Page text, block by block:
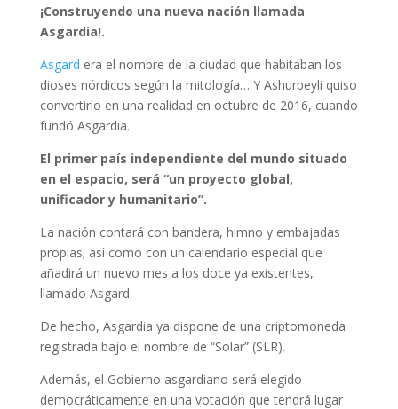
¡Construyendo una nueva nación llamada
Asgardia!.
Asgard era el nombre de la ciudad que habitaban los
dioses nórdicos según la mitología… Y Ashurbeyli quiso
convertirlo en una realidad en octubre de 2016, cuando
fundó Asgardia.
El primer país independiente del mundo situado
en el espacio, será “un proyecto global,
unificador y humanitario”.
La nación contará con bandera, himno y embajadas
propias; así como con un calendario especial que
añadirá un nuevo mes a los doce ya existentes,
llamado Asgard.
De hecho, Asgardia ya dispone de una criptomoneda
registrada bajo el nombre de “Solar” (SLR).
Además, el Gobierno asgardiano será elegido
democráticamente en una votación que tendrá lugar